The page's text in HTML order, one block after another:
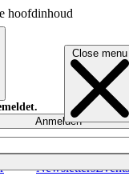
hoofdinhoud
Close menu
NewslettersEvents
Anmelden